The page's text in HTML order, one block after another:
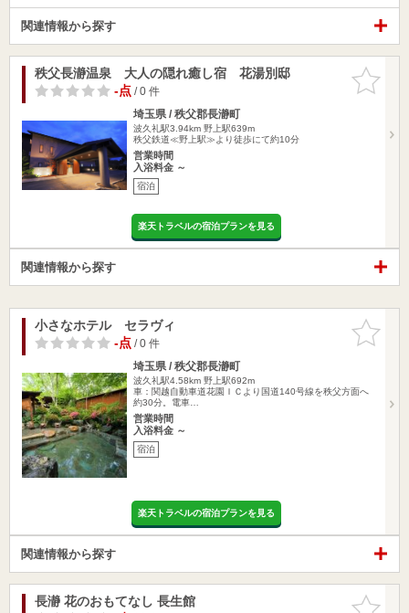
関連情報から探す
お気に入
りに追加
秩父長瀞温泉 大人の隠れ癒し宿 花湯別邸
-点/ 0 件
埼玉県 / 秩父郡長瀞町
波久礼駅3.94km 野上駅639m
秩父鉄道≪野上駅≫より徒歩にて約10分
営業時間
入浴料金 ～
宿泊
楽天トラベルの宿泊プランを見る
関連情報から探す
お気に入
りに追加
小さなホテル セラヴィ
-点/ 0 件
埼玉県 / 秩父郡長瀞町
波久礼駅4.58km 野上駅692m
車：関越自動車道花園ＩＣより国道140号線を秩父方面へ
約30分。電車…
営業時間
入浴料金 ～
宿泊
楽天トラベルの宿泊プランを見る
関連情報から探す
お気に入
長瀞 花のおもてなし 長生館